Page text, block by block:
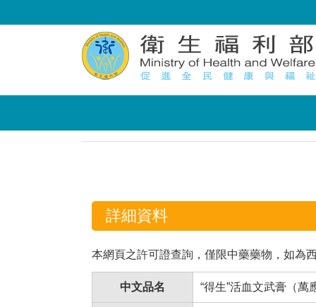
詳細資料
本網頁之許可證查詢，僅限中藥藥物，如為
中文品名 “得生”活血文武膏（萬